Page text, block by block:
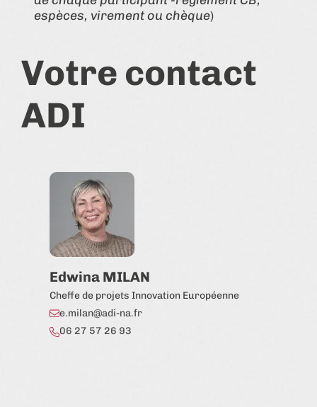
espèces, virement ou chèque)
Votre contact
ADI
Edwina MILAN
Cheffe de projets Innovation Européenne
e.milan@adi-na.fr
06 27 57 26 93